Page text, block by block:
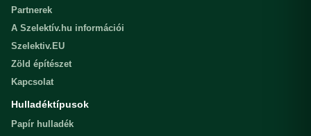
Partnerek
A Szelektív.hu információi
Szelektiv.EU
Zöld építészet
Kapcsolat
Hulladéktípusok
Papír hulladék